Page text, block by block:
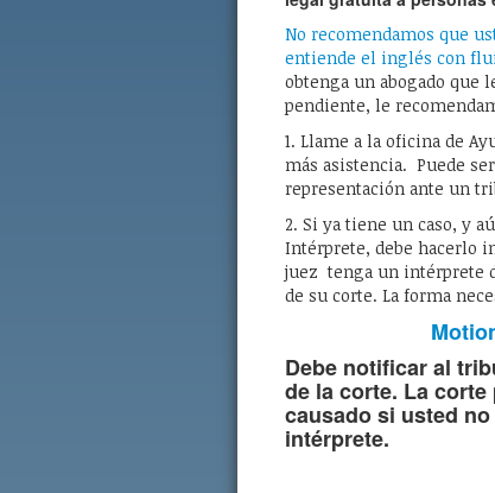
No recomendamos que
entiende el inglés con
obtenga un abogado que
pendiente, le
1. Llame a la oficina de
más asistencia. Puede
representación ante un
2. Si ya tiene un caso, y
Intérprete, debe hacerlo
juez tenga un intérprete
de su corte. La forma
Debe notificar al
de la corte. La corte
causado si usted
intérprete.